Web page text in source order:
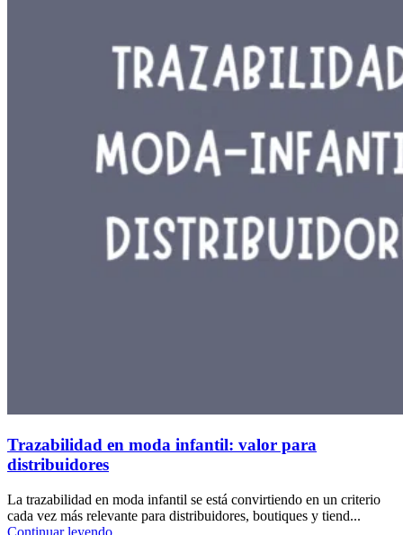
Trazabilidad en moda infantil: valor para
distribuidores
La trazabilidad en moda infantil se está convirtiendo en un criterio
cada vez más relevante para distribuidores, boutiques y tiend...
Continuar leyendo